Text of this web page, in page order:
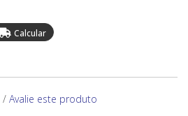
/ Avalie este produto